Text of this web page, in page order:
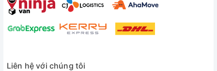
1x USB 4.0 Type-C
1x HDMI 2.1
1x Headphone / mic combo 3.5
Liên hệ với chúng tôi